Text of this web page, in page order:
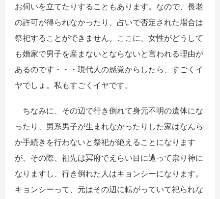
お伺いを立てたりすることもあります。なので、長老
の許可が得られなかったり、占いで否定された場合は
祭祀することができません。ここに、女性がどうして
も婚家で男子を産まないとならないと言われる理由が
あるのです・・・現代人の感覚からしたら、すごくイ
ヤでしょ。私もすごくイヤです。
ちなみに、その辺で行き倒れて身元不明の遺体にな
ったり、男系男子が生まれなかったりした家はなんら
か手続きを行わないと祭祀が絶えることになります
が、その際、祖先は冥府でえらい目に遭って祟り神に
なりますし、行き倒れた人はキョンシーになります。
キョンシーって、元はその辺に転がっていて祀られな